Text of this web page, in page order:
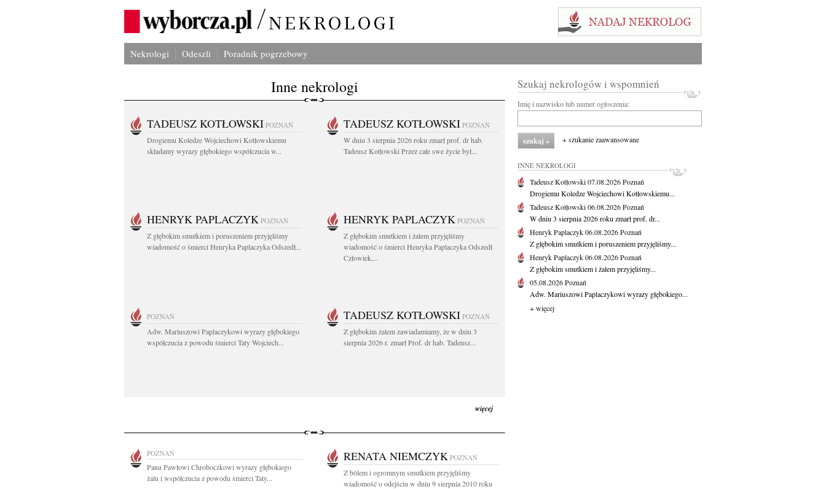
Nekrologi Odeszli Poradnik pogrzebowy
Inne nekrologi
TADEUSZ KOTŁOWSKI POZNAŃ
Drogiemu Koledze Wojciechowi Kotłowskiemu
składamy wyrazy głębokiego współczucia w...
TADEUSZ KOTŁOWSKI POZNAŃ
W dniu 3 sierpnia 2026 roku zmarł prof. dr hab.
Tadeusz Kotłowski Przez całe swe życie był...
HENRYK PAPLACZYK POZNAŃ
Z głębokim smutkiem i poruszeniem przyjęliśmy
wiadomość o śmierci Henryka Paplaczyka Odszedł...
HENRYK PAPLACZYK POZNAŃ
Z głębokim smutkiem i żalem przyjęliśmy
wiadomość o śmierci Henryka Paplaczyka Odszedł
Człowiek,...
POZNAŃ
Adw. Mariuszowi Paplaczykowi wyrazy głębokiego
współczucia z powodu śmierci Taty Wojciech...
TADEUSZ KOTŁOWSKI POZNAŃ
Z głębokim żalem zawiadamiamy, że w dniu 3
sierpnia 2026 r. zmarł Prof. dr hab. Tadeusz...
więcej
POZNAŃ
Panu Pawłowi Chroboczkowi wyrazy głębokiego
żalu i współczucia z powodu śmierci Taty...
RENATA NIEMCZYK POZNAŃ
Z bólem i ogromnym smutkiem przyjęliśmy
wiadomość o odejściu w dniu 9 sierpnia 2010 roku
Szukaj nekrologów i wspomnień
Imię i nazwisko lub numer ogłoszenia:
+ szukanie zaawansowane
INNE NEKROLOGI
Tadeusz Kotłowski07.08.2026Poznań
Drogiemu Koledze Wojciechowi Kotłowskiemu...
Tadeusz Kotłowski06.08.2026Poznań
W dniu 3 sierpnia 2026 roku zmarł prof. dr...
Henryk Paplaczyk06.08.2026Poznań
Z głębokim smutkiem i poruszeniem przyjęliśmy...
Henryk Paplaczyk06.08.2026Poznań
Z głębokim smutkiem i żalem przyjęliśmy...
05.08.2026Poznań
Adw. Mariuszowi Paplaczykowi wyrazy głębokiego...
+ więcej